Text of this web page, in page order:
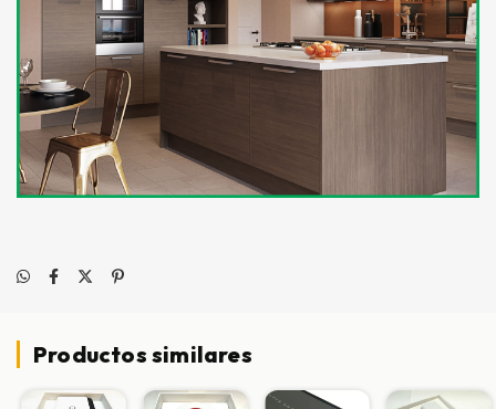
Productos similares